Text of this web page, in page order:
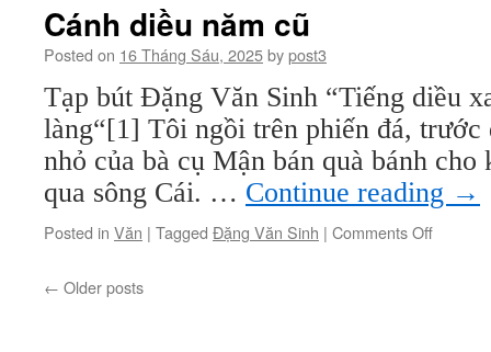
Cánh diều năm cũ
Posted on 16 Tháng Sáu, 2025bypost3
Tạp bút Đặng Văn Sinh “Tiếng diều
làng“[1] Tôi ngồi trên phiến đá, trước
nhỏ của bà cụ Mận bán quà bánh cho
qua sông Cái. … Continue reading →
Posted in Văn | Tagged Đặng Văn Sinh | Comments Offon
← Older posts